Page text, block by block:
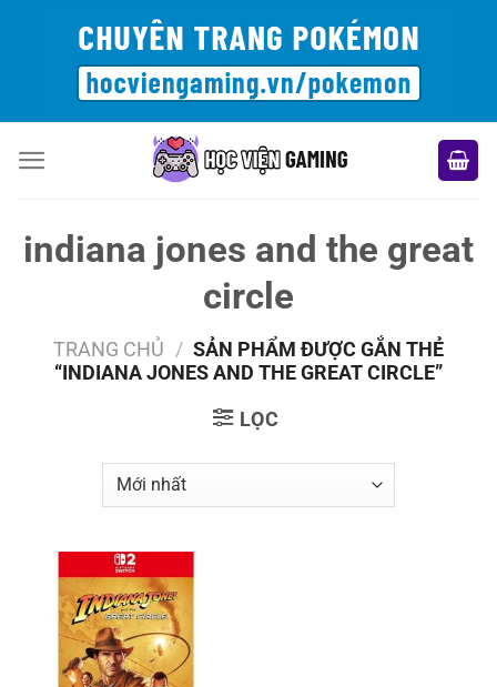
indiana jones and the great
circle
TRANG CHỦ / SẢN PHẨM ĐƯỢC GẮN THẺ
“INDIANA JONES AND THE GREAT CIRCLE”
LỌC